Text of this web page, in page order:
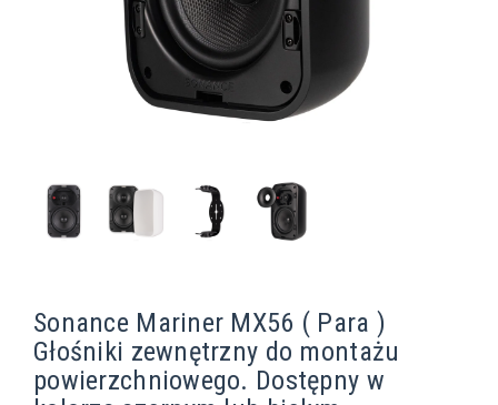
Sonance Mariner MX56 ( Para )
Głośniki zewnętrzny do montażu
powierzchniowego. Dostępny w